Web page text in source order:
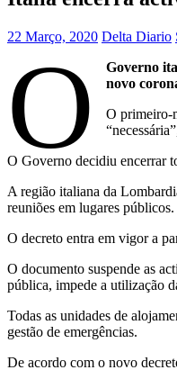
22 Março, 2020 Delta Diario
O
Governo
novo
O primeiro-
O Governo decidiu encerrar
A região italiana da
reuniões em lugares públicos.
O decreto entra em vigor a
O documento suspende as
pública, impede a utilização
Todas as unidades de
gestão de emergências.
De acordo com o novo